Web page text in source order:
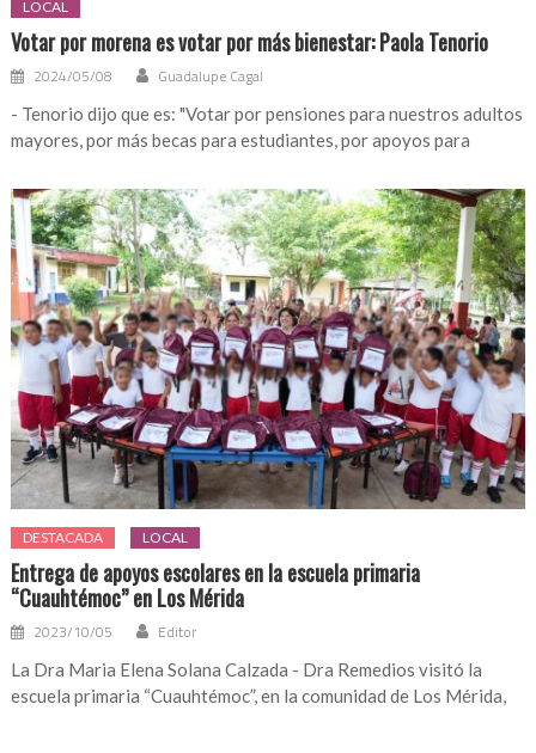
LOCAL
Votar por morena es votar por más bienestar: Paola Tenorio
2024/05/08 Guadalupe Cagal
- Tenorio dijo que es: "Votar por pensiones para nuestros adultos
mayores, por más becas para estudiantes, por apoyos para
DESTACADA LOCAL
Entrega de apoyos escolares en la escuela primaria
“Cuauhtémoc” en Los Mérida
2023/10/05 Editor
La Dra Maria Elena Solana Calzada - Dra Remedios visitó la
escuela primaria “Cuauhtémoc”, en la comunidad de Los Mérida,